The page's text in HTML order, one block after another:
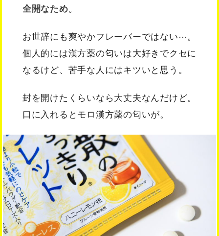
全開なため。
お世辞にも爽やかフレーバーではない⋯。
個人的には漢方薬の匂いは大好きでクセに
なるけど、苦手な人にはキツいと思う。
封を開けたくらいなら大丈夫なんだけど。
口に入れるとモロ漢方薬の匂いが。